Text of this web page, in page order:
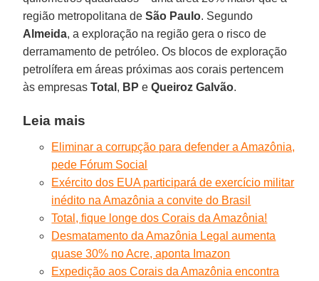
região metropolitana deSão Paulo. Segundo
Almeida, a exploração na região gera o risco de
derramamento de petróleo. Os blocos de exploração
petrolífera em áreas próximas aos corais pertencem
às empresasTotal , BP eQueiroz Galvão.
Leia mais
Eliminar a corrupção para defender a Amazônia,
pede Fórum Social
Exército dos EUA participará de exercício militar
inédito na Amazônia a convite do Brasil
Total, fique longe dos Corais da Amazônia!
Desmatamento da Amazônia Legal aumenta
quase 30% no Acre, aponta Imazon
Expedição aos Corais da Amazônia encontra